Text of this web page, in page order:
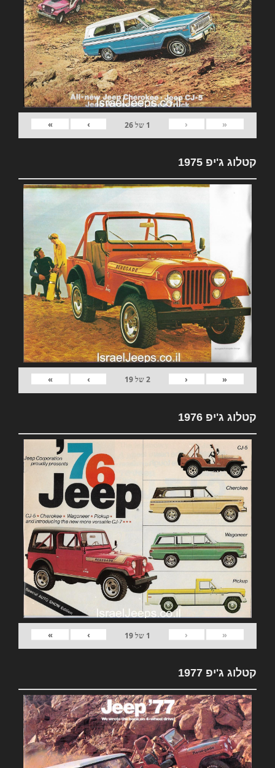
«
‹
1 של26
›
»
קטלוג ג'יפ 1975
«
‹
2של19
›
»
קטלוג ג'יפ 1976
«
‹
1 של19
›
»
קטלוג ג'יפ 1977